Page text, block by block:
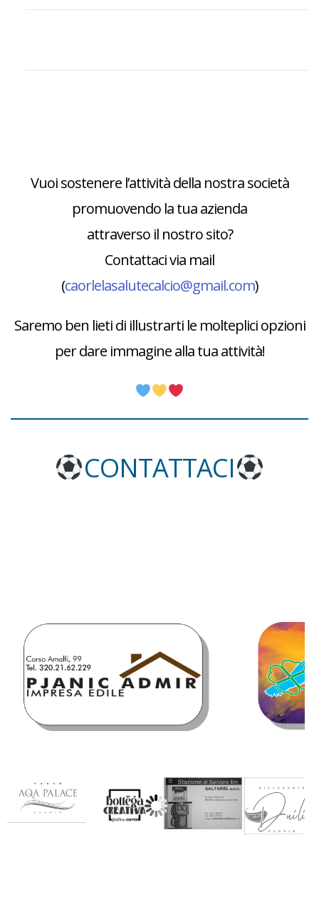
Vuoi sostenere l’attività della nostra società
promuovendo la tua azienda
attraverso il nostro sito?
Contattaci via mail
(caorlelasalutecalcio@gmail.com)
Saremo ben lieti di illustrarti le molteplici opzioni
per dare immagine alla tua attività!
CONTATTACI